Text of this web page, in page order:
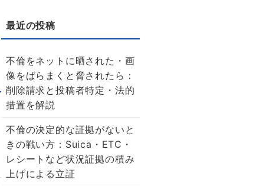
不倫をネットに晒された・画
像をばらまくと脅されたら：
削除請求と投稿者特定・法的
措置を解説
不倫の決定的な証拠がないと
きの戦い方：Suica・ETC・
レシートなど状況証拠の積み
上げによる立証